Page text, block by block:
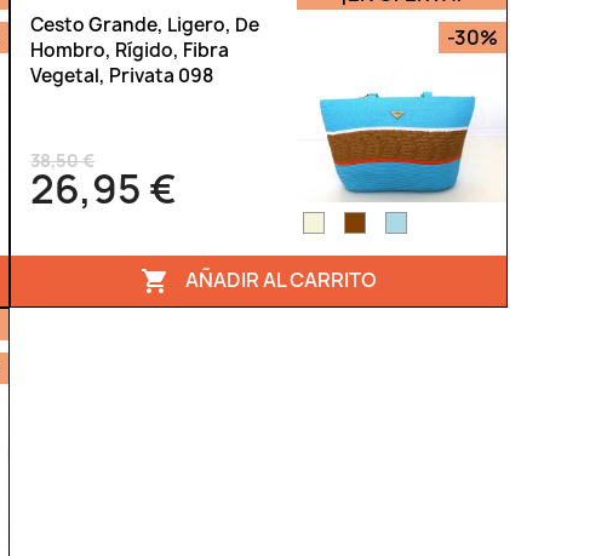
Cesto Grande, Ligero, De
Hombro, Rígido, Fibra
Vegetal, Privata 098
38,50 €
26,95 €
-30%
 AÑADIR AL CARRITO